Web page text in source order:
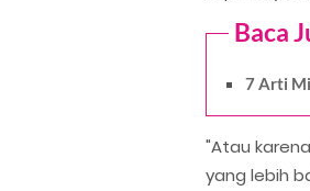
Baca
7 Arti
"Atau
yang lebih